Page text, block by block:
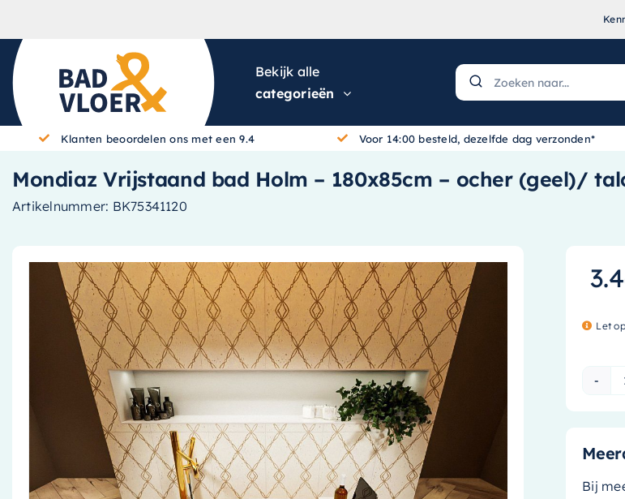
Bekijk alle
categorieën
Klanten beoordelen ons met een 9.4 Voor 14:00 besteld, dezelfde dag verzonden*
Mondiaz Vrijstaand bad Holm – 180x85cm – ocher (geel)/
Artikelnummer: BK75341120
Let
Bij